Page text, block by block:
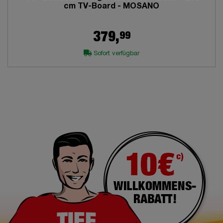
cm TV-Board - MOSANO
379,99
Sofort verfügbar